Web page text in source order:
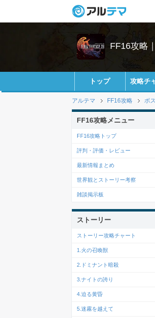
FF16攻略
トップ 攻略チ
アルテマ FF16攻略 ボ
FF16攻略メニュー
FF16攻略トップ
評判・評価・レビュー
最新情報まとめ
世界観とストーリー考察
雑談掲示板
ストーリー
ストーリー攻略チャート
1.火の召喚獣
2.ドミナント暗殺
3.ナイトの誇り
4.迫る黄昏
5.迷霧を越えて